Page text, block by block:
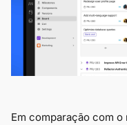
Em comparação com